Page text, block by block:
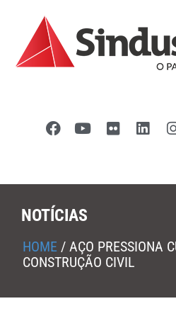
NOTÍCIAS
HOME / AÇO PRESSIONA
CONSTRUÇÃO CIVIL